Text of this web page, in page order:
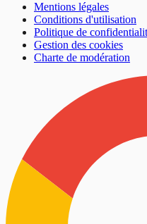
Mentions légales
Conditions d'utilisation
Politique de
Gestion des cookies
Charte de modération